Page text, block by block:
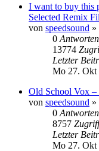
I want to buy this
Selected Remix
von speedsound »
0 Antworten
13774
Letzter
Mo 27. Okt
Old School Vox –
von speedsound »
0 Antworten
8757
Letzter
Mo 27. Okt